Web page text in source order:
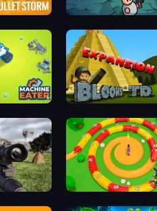
Base Defence
Snake Attack Shooter